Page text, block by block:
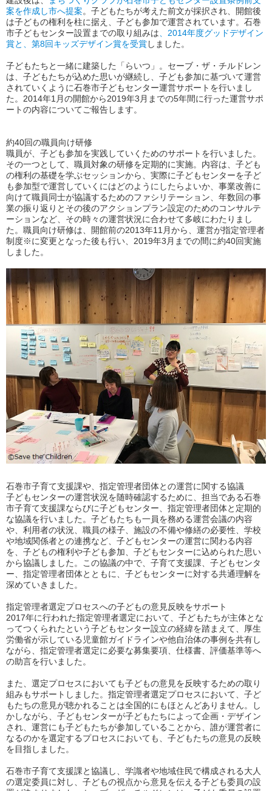
案を作成し市へ提案。子どもたちが考えた前文が採択され、開館後
は子どもの権利を柱に据え、子ども参加で運営されています。石巻
市子どもセンター設置までの取り組みは、2014年度グッドデザイン
賞と、第8回キッズデザイン賞を受賞しました。
子どもたちと一緒に建築した「らいつ」。セーブ・ザ・チルドレン
は、子どもたちが込めた思いが継続し、子ども参加に基づいて運営
されていくように石巻市子どもセンター運営サポートを行いまし
た。2014年1月の開館から2019年3月までの5年間に行った運営サポ
ートの内容についてご報告します。
約40回の職員向け研修
職員が、子ども参加を実践していくためのサポートを行いました。
その一つとして、職員対象の研修を定期的に実施。内容は、子ども
の権利の基礎を学ぶセッションから、実際に子どもセンターを子ど
も参加型で運営していくにはどのようにしたらよいか、事業改善に
向けて職員同士が協議するためのファシリテーション、年数回の事
業の振り返りとその後のアクションプラン設定のためのコンサルテ
ーションなど、その時々の運営状況に合わせて多岐にわたりまし
た。職員向け研修は、開館前の2013年11月から、運営が指定管理者
制度※に変更となった後も行い、2019年3月までの間に約40回実施
しました。
石巻市子育て支援課や、指定管理者団体との運営に関する協議
子どもセンターの運営状況を随時確認するために、担当である石巻
市子育て支援課ならびに子どもセンター、指定管理者団体と定期的
な協議を行いました。子どもたちも一員を務める運営会議の内容
や、利用者の状況、職員の様子、施設の不備や修繕の必要性、学校
や地域関係者との連携など、子どもセンターの運営に関わる内容
を、子どもの権利や子ども参加、子どもセンターに込められた思い
から協議しました。この協議の中で、子育て支援課、子どもセンタ
ー、指定管理者団体とともに、子どもセンターに対する共通理解を
深めていきました。
指定管理者選定プロセスへの子どもの意見反映をサポート
2017年に行われた指定管理者選定において、子どもたちが主体とな
ってつくられたという子どもセンター設立の経緯を踏まえて、厚生
労働省が示している児童館ガイドラインや他自治体の事例を共有し
ながら、指定管理者選定に必要な募集要項、仕様書、評価基準等へ
の助言を行いました。
また、選定プロセスにおいても子どもの意見を反映するための取り
組みもサポートしました。指定管理者選定プロセスにおいて、子ど
もたちの意見が聴かれることは全国的にもほとんどありません。し
かしながら、子どもセンターが子どもたちによって企画・デザイン
され、運営にも子どもたちが参加していることから、誰が運営者に
なるのかを選定するプロセスにおいても、子どもたちの意見の反映
を目指しました。
石巻市子育て支援課と協議し、学識者や地域住民で構成される大人
の選定委員に対し、子どもの視点から意見を伝える子ども委員の設